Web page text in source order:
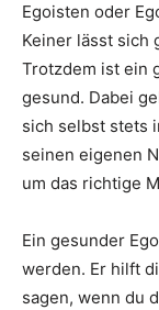
Egoisten oder
Keiner lässt sich
Trotzdem ist ein
gesund. Dabei
sich selbst stets
seinen eigenen
um das richtige
Ein gesunder
werden. Er hilft
sagen, wenn du